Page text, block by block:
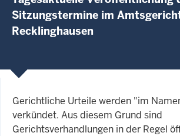
Sitzungstermine im
Recklinghausen
Gerichtliche Urteile werden "im
verkündet. Aus diesem Grund sind
Gerichtsverhandlungen in der Regel